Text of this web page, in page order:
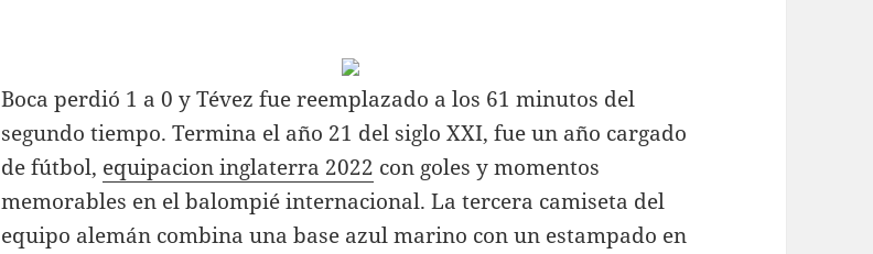
Boca perdió 1 a 0 y Tévez fue reemplazado a los 61 minutos del
segundo tiempo. Termina el año 21 del siglo XXI, fue un año cargado
de fútbol, equipacion inglaterra 2022 con goles y momentos
memorables en el balompié internacional. La tercera camiseta del
equipo alemán combina una base azul marino con un estampado en